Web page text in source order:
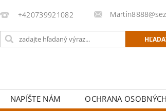
+420739921082
NAPÍŠTE NÁM OCHRANA